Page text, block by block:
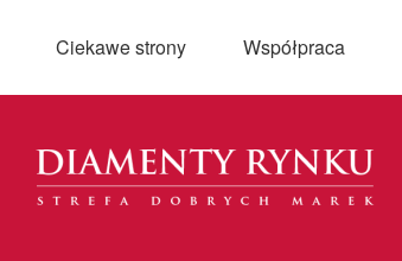
Ciekawe strony Współpraca